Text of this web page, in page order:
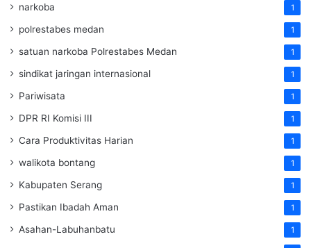
narkoba 1
polrestabes medan 1
satuan narkoba Polrestabes Medan 1
sindikat jaringan internasional 1
Pariwisata 1
DPR RI Komisi III 1
Cara Produktivitas Harian 1
walikota bontang 1
Kabupaten Serang 1
Pastikan Ibadah Aman 1
Asahan-Labuhanbatu 1